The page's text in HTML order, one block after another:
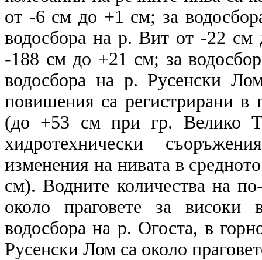
от -6 см до +1 см; за
водосбора на р. Вит от -22
-188 см до +21 см; за
водосбора на р. Русенски
повишения са регистрирани в
(до +53 см при гр. Велико
хидротехнически
изменения на нивата в
см). Водните количества на
около праговете за високи
водосбора на р. Огоста, в
Русенски Лом са около